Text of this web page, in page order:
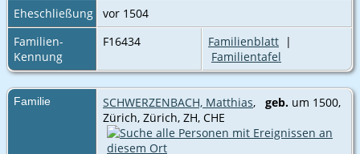
Eheschließung
vor 1504
Familien-
Kennung
F16434 Familienblatt |
Familientafel
Familie SCHWERZENBACH, Matthias, geb. um 1500,
Zürich, Zürich, ZH, CHE